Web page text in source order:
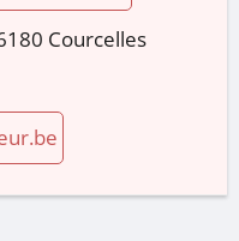
Courcelles